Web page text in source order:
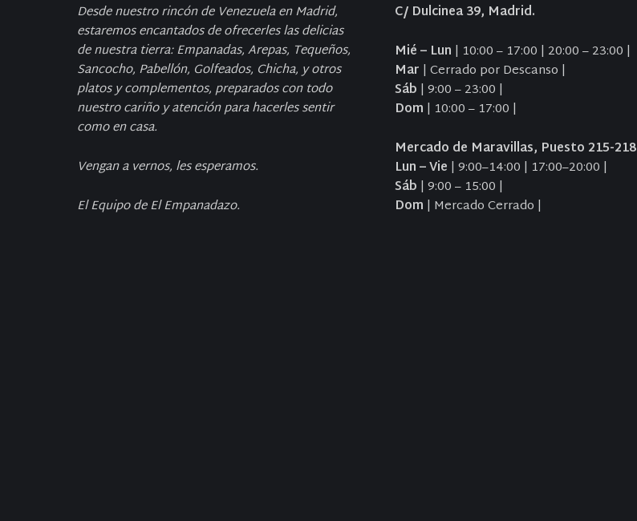
Desde nuestro rincón de Venezuela en Madrid,
estaremos encantados de ofrecerles las delicias
de nuestra tierra: Empanadas, Arepas, Tequeños,
Sancocho, Pabellón, Golfeados, Chicha, y otros
platos y complementos, preparados con todo
nuestro cariño y atención para hacerles sentir
como en casa.
Vengan a vernos, les esperamos.
El Equipo de El Empanadazo.
C/ Dulcinea 39, Madrid.
Mié – Lun | 10:00 – 17:00 | 20:00 – 23:00 |
Mar | Cerrado por Descanso |
Sáb | 9:00 – 23:00 |
Dom | 10:00 – 17:00 |
Mercado de Maravillas, Puesto 215-218
Lun – Vie | 9:00–14:00 | 17:00–20:00 |
Sáb | 9:00 – 15:00 |
Dom | Mercado Cerrado |